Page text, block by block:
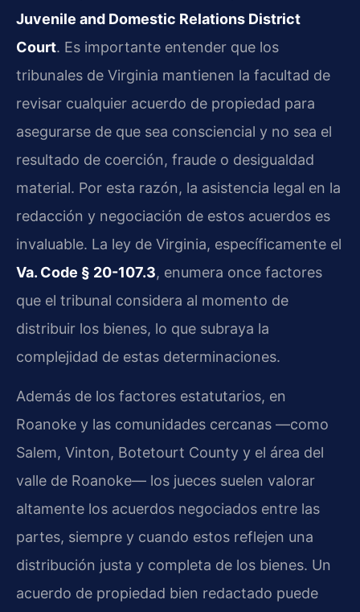
Juvenile and Domestic Relations District
Court. Es importante entender que los
tribunales de Virginia mantienen la facultad de
revisar cualquier acuerdo de propiedad para
asegurarse de que sea consciencial y no sea el
resultado de coerción, fraude o desigualdad
material. Por esta razón, la asistencia legal en la
redacción y negociación de estos acuerdos es
invaluable. La ley de Virginia, específicamente el
Va. Code § 20-107.3, enumera once factores
que el tribunal considera al momento de
distribuir los bienes, lo que subraya la
complejidad de estas determinaciones.
Además de los factores estatutarios, en
Roanoke y las comunidades cercanas —como
Salem, Vinton, Botetourt County y el área del
valle de Roanoke— los jueces suelen valorar
altamente los acuerdos negociados entre las
partes, siempre y cuando estos reflejen una
distribución justa y completa de los bienes. Un
acuerdo de propiedad bien redactado puede